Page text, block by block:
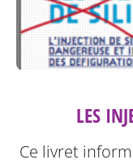
LES
Ce livret